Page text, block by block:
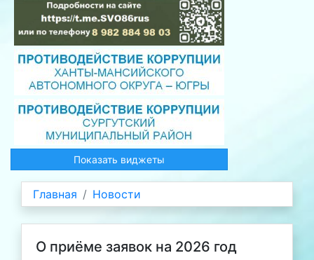
Показать виджеты
Главная Новости
О приёме заявок на 2026 год